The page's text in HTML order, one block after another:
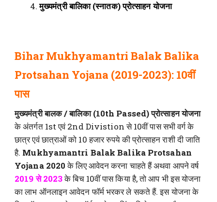
मुख्यमंत्री बालिका (स्नातक) प्रोत्साहन योजना
Bihar Mukhyamantri Balak Balika
Protsahan Yojana (2019-2023): 10वीं
पास
मुख्यमंत्री बालक / बालिका (10th Passed) प्रोत्साहन योजना
के अंतर्गत 1st एवं 2nd Divistion से 10वीं पास सभी वर्ग के
छात्र एवं छात्राओं को 10 हजार रुपये की प्रोत्साहन राशी दी जाति
है. Mukhyamantri Balak Balika Protsahan
Yojana 2020के लिए आवेदन करना चाहते हैं अथवा आपने वर्ष
2019 से 2023के बिच 10वीं पास किया है, तो आप भी इस योजना
का लाभ ऑनलाइन आवेदन फॉर्म भरकर ले सकते हैं. इस योजना के